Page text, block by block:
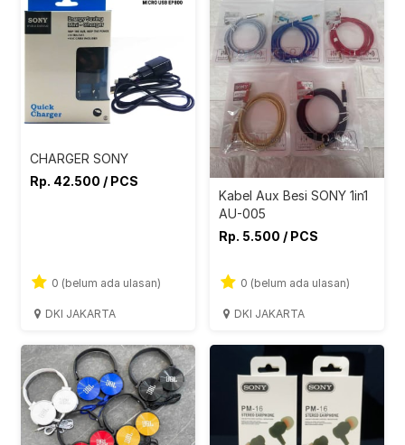
CHARGER SONY
Rp. 42.500 / PCS
0 (belum ada ulasan)
DKI JAKARTA
Kabel Aux Besi SONY 1in1
AU-005
Rp. 5.500 / PCS
0 (belum ada ulasan)
DKI JAKARTA